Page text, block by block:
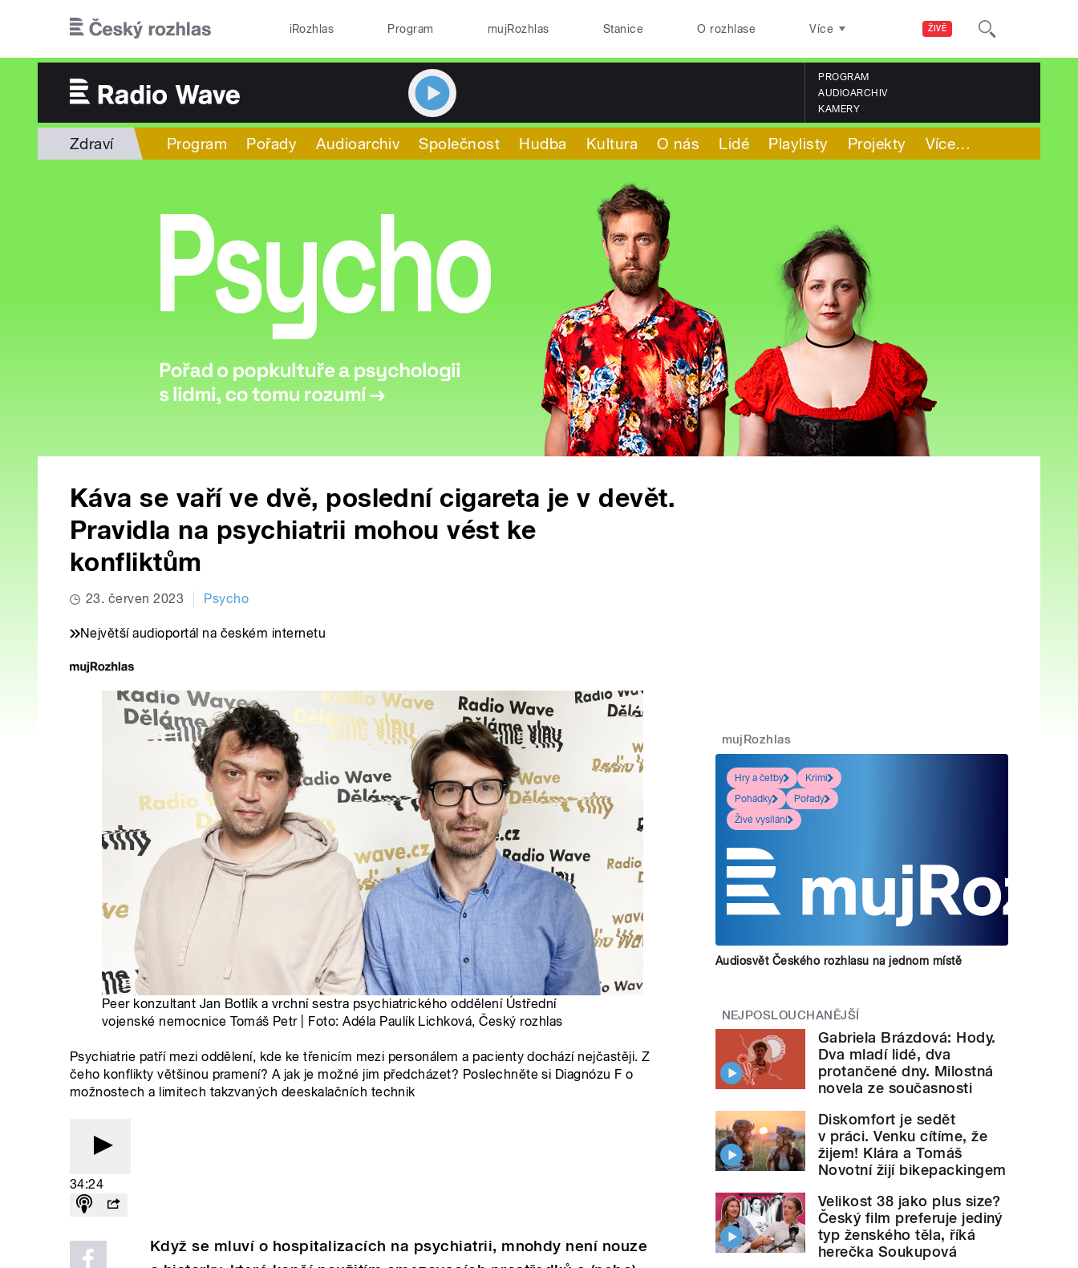
ŽIVĚ
iRozhlas Program mujRozhlas Stanice O rozhlase Více
PROGRAM
AUDIOARCHIV
KAMERY
Zdraví Program Pořady Audioarchiv Společnost Hudba Kultura O nás Lidé Playlisty Projekty Více…
Káva se vaří ve dvě, poslední cigareta je v devět.
Pravidla na psychiatrii mohou vést ke
konfliktům
23. červen 2023 Psycho
Největší audioportál na českém internetu
Peer konzultant Jan Botlík a vrchní sestra psychiatrického oddělení Ústřední
vojenské nemocnice Tomáš Petr | Foto: Adéla Paulík Lichková, Český rozhlas
Psychiatrie patří mezi oddělení, kde ke třenicím mezi personálem a pacienty dochází nejčastěji. Z
čeho konflikty většinou pramení? A jak je možné jim předcházet? Poslechněte si Diagnózu F o
možnostech a limitech takzvaných deeskalačních technik
34:24
Když se mluví o hospitalizacích na psychiatrii, mnohdy není nouze
mujRozhlas
Hry a četby
Krimi
Pohádky
Pořady
Živé vysílání
Audiosvět Českého rozhlasu na jednom místě
NEJPOSLOUCHANĚJŠÍ
Gabriela Brázdová: Hody.
Dva mladí lidé, dva
protančené dny. Milostná
novela ze současnosti
Diskomfort je sedět
v práci. Venku cítíme, že
žijem! Klára a Tomáš
Novotní žijí bikepackingem
Velikost 38 jako plus size?
Český film preferuje jediný
typ ženského těla, říká
herečka Soukupová